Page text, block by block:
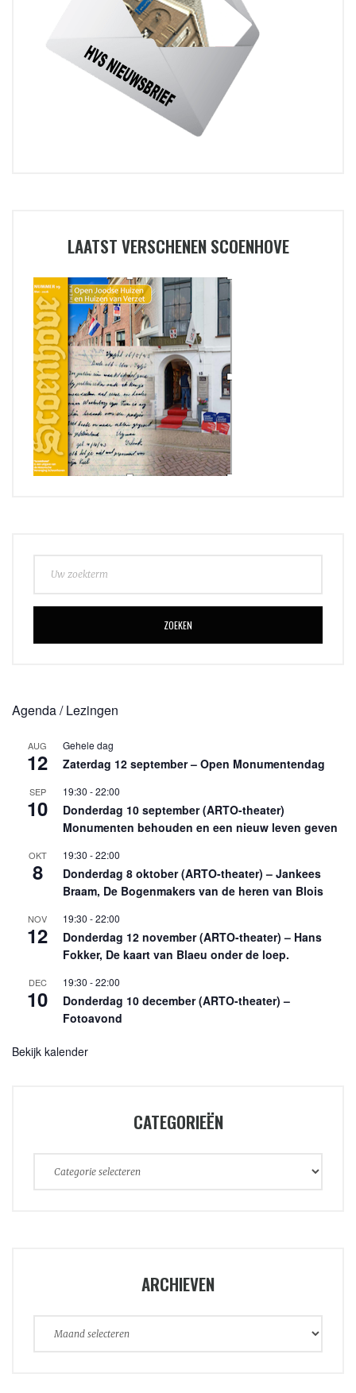
LAATST VERSCHENEN SCOENHOVE
ZOEKEN
Agenda / Lezingen
AUG
12
Gehele dag
Zaterdag 12 september – Open Monumentendag
SEP
10
19:30 -22:00
Donderdag 10 september (ARTO-theater)
Monumenten behouden en een nieuw leven geven
OKT
8
19:30 -22:00
Donderdag 8 oktober (ARTO-theater) – Jankees
Braam, De Bogenmakers van de heren van Blois
NOV
12
19:30 -22:00
Donderdag 12 november (ARTO-theater) – Hans
Fokker, De kaart van Blaeu onder de loep.
DEC
10
19:30 -22:00
Donderdag 10 december (ARTO-theater) –
Fotoavond
Bekijk kalender
CATEGORIEËN
Categorieën
ARCHIEVEN
Archieven